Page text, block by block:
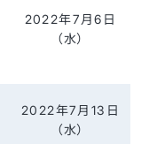
2022年7月6日
（水）
2022年7月13日
（水）